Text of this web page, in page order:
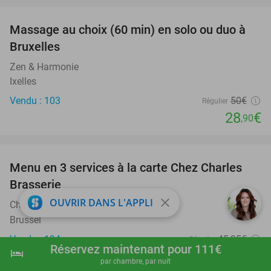
shopping_cart Réserver maintenant
hotel Réservez maintenant pour 111€
par chambre, par nuit
42%
Massage au choix (60 min) en solo ou duo à
Bruxelles
Zen & Harmonie
Ixelles
Vendu : 103
Régulier 50€
28,90€
41%
Menu en 3 services à la carte Chez Charles
Brasserie
Chez Charles Brasserie 9.8star
Brussel
Vendu : 194
Régulier 45,35€
OUVRIR DANS L'APPLI close